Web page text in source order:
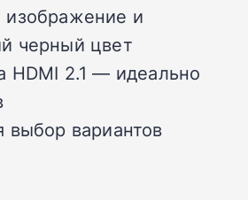
изображение и
черный цвет
HDMI 2.1 — идеально
выбор вариантов